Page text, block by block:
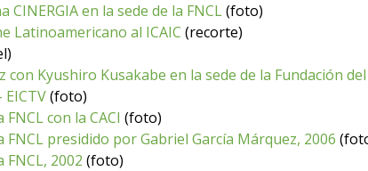
en la sede de la FNCL(foto)
Latinoamericano al ICAIC (recorte)
con Kyushiro Kusakabe en la sede de la Fundación
(foto)
con la CACI (foto)
presidido por Gabriel García Márquez, 2006
2002 (foto)